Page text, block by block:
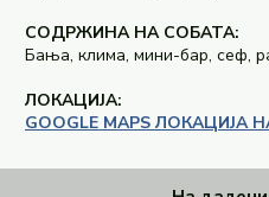
СОДРЖИНА НА СОБАТА:
Бања, клима, мини-бар, сеф,
ЛОКАЦИЈА:
GOOGLE MAPS ЛОКАЦИЈА